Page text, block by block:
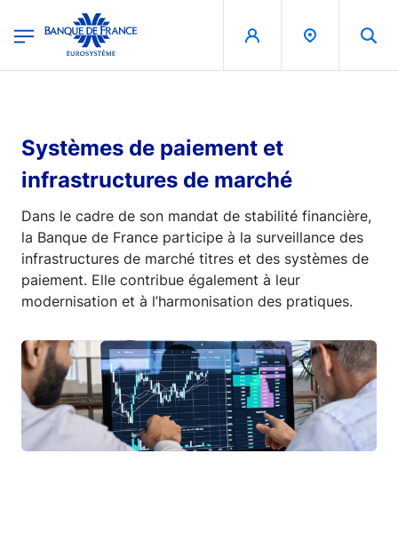
Banque de France - Menu Principal
Systèmes de paiement et
infrastructures de marché
Dans le cadre de son mandat de stabilité financière,
la Banque de France participe à la surveillance des
infrastructures de marché titres et des systèmes de
paiement. Elle contribue également à leur
modernisation et à l’harmonisation des pratiques.